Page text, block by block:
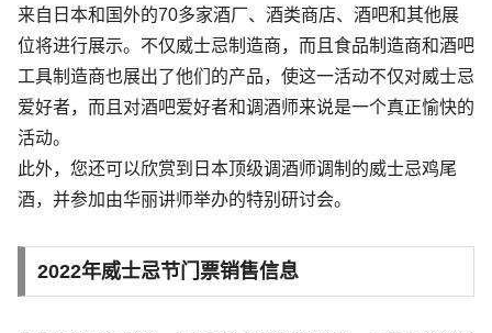
来自日本和国外的70多家酒厂、酒类商店、酒吧和其他展
位将进行展示。不仅威士忌制造商，而且食品制造商和酒吧
工具制造商也展出了他们的产品，使这一活动不仅对威士忌
爱好者，而且对酒吧爱好者和调酒师来说是一个真正愉快的
活动。
此外，您还可以欣赏到日本顶级调酒师调制的威士忌鸡尾
酒，并参加由华丽讲师举办的特别研讨会。
2022年威士忌节门票销售信息